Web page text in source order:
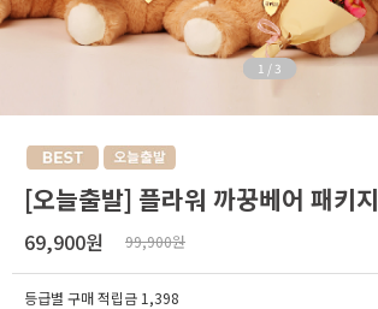
1 / 3
[오늘출발] 플라워 까꿍베어 패키지
69,900원 99,900원
등급별 구매 적립금 1,398